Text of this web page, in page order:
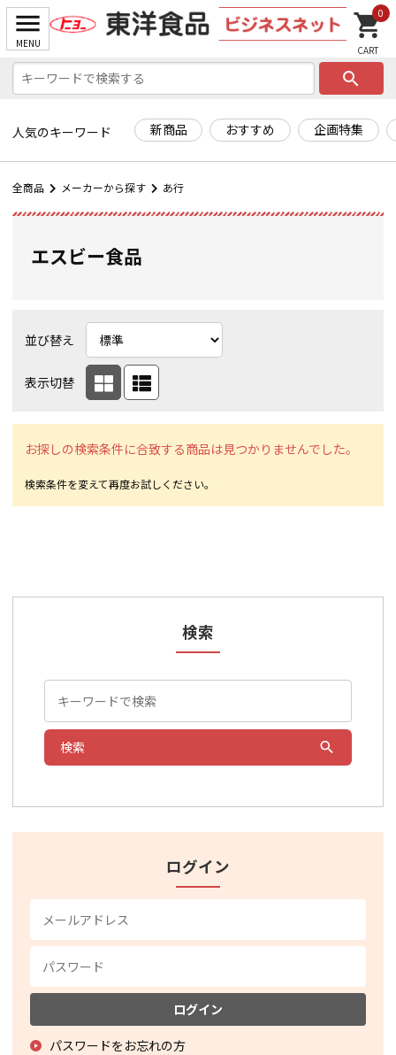
search
人気のキーワード 新商品 おすすめ 企画特集
0
全商品 メーカーから探す あ行
エスビー食品
並び替え
表示切替
お探しの検索条件に合致する商品は見つかりませんでした。
検索
検索
ログイン
ログイン
パスワードをお忘れの方